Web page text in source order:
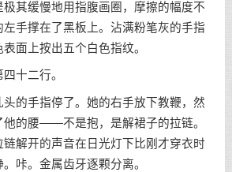
其缓慢地用指腹画圈，摩擦的幅度不
手撑在了黑板上。沾满粉笔灰的手指
面上按出五个白色指纹。
十二行。
手指停了。她的右手放下教鞭，然
他的腰——不是抱，是解裙子的拉链。
解开的声音在日光灯下比刚才穿衣时
咔。金属齿牙逐颗分离。